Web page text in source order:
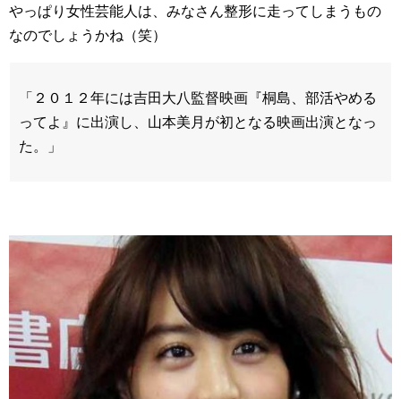
やっぱり女性芸能人は、みなさん整形に走ってしまうもの
なのでしょうかね（笑）
「２０１２年には吉田大八監督映画『桐島、部活やめる
ってよ』に出演し、山本美月が初となる映画出演となっ
た。」